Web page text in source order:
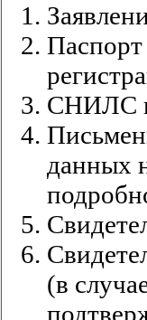
Паспорт
СНИЛС
данных
(в